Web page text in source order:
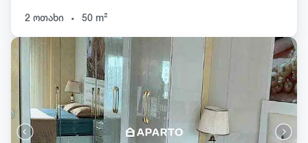
2 ოთახი . 50 m²